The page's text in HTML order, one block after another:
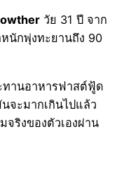
วัย 31 ปี จาก
นักพุ่งทะยานถึง 90
ทานอาหารฟาสต์ฟู้ด
จะมากเกินไปแล้ว
จริงของตัวเองผ่าน